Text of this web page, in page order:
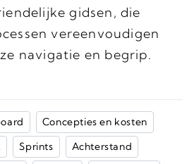
gidsen, die
vereenvoudigen
navigatie en begrip.
Concepties en kosten
Sprints
Achterstand